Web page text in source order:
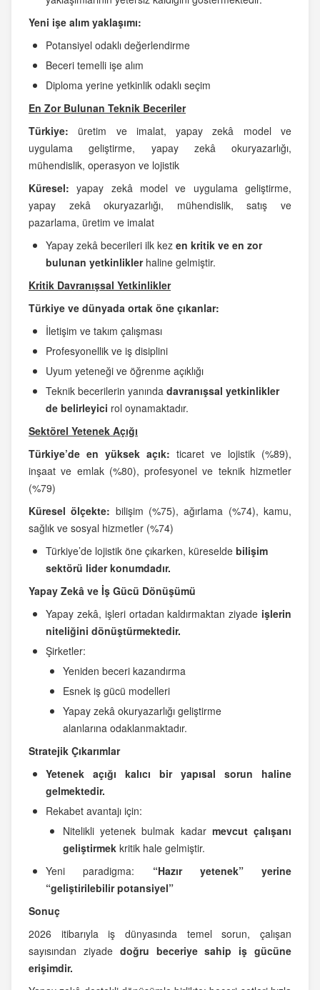
Yeni işe alım yaklaşımı:
Potansiyel odaklı değerlendirme
Beceri temelli işe alım
Diploma yerine yetkinlik odaklı seçim
En Zor Bulunan Teknik Beceriler
Türkiye: üretim ve imalat, yapay zekâ model ve
uygulama geliştirme, yapay zekâ okuryazarlığı,
mühendislik, operasyon ve lojistik
Küresel:yapay zekâ model ve uygulama geliştirme,
yapay zekâ okuryazarlığı, mühendislik, satış ve
pazarlama, üretim ve imalat
Yapay zekâ becerileri ilk kez en kritik ve en zor
bulunan yetkinliklerhaline gelmiştir.
Kritik Davranışsal Yetkinlikler
Türkiye ve dünyada ortak öne çıkanlar:
İletişim ve takım çalışması
Profesyonellik ve iş disiplini
Uyum yeteneği ve öğrenme açıklığı
Teknik becerilerin yanında davranışsal yetkinlikler
de belirleyici rol oynamaktadır.
Sektörel Yetenek Açığı
Türkiye’de en yüksek açık: ticaret ve lojistik (%89),
inşaat ve emlak (%80), profesyonel ve teknik hizmetler
(%79)
Küresel ölçekte: bilişim (%75), ağırlama (%74), kamu,
sağlık ve sosyal hizmetler (%74)
Türkiye’de lojistik öne çıkarken, küreselde bilişim
sektörü lider konumdadır.
Yapay Zekâ ve İş Gücü Dönüşümü
Yapay zekâ, işleri ortadan kaldırmaktan ziyade işlerin
niteliğini dönüştürmektedir.
Şirketler:
Yeniden beceri kazandırma
Esnek iş gücü modelleri
Yapay zekâ okuryazarlığı geliştirme
alanlarına odaklanmaktadır.
Stratejik Çıkarımlar
Yetenek açığı kalıcı bir yapısal sorun haline
gelmektedir.
Rekabet avantajı için:
Nitelikli yetenek bulmak kadar mevcut çalışanı
geliştirmek kritik hale gelmiştir.
Yeni paradigma: “Hazır yetenek” yerine
“geliştirilebilir potansiyel”
Sonuç
2026 itibarıyla iş dünyasında temel sorun, çalışan
sayısından ziyade doğru beceriye sahip iş gücüne
erişimdir.